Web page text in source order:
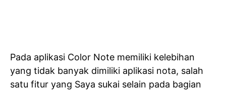
Pada aplikasi Color Note memiliki kelebihan
yang tidak banyak dimiliki aplikasi nota, salah
satu fitur yang Saya sukai selain pada bagian